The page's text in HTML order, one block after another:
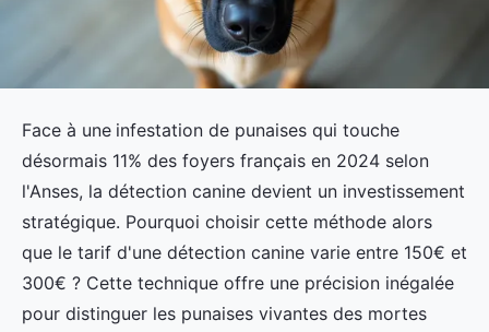
Face à une infestation de punaises qui touche
désormais 11% des foyers français en 2024 selon
l'Anses, la détection canine devient un investissement
stratégique. Pourquoi choisir cette méthode alors
que le tarif d'une détection canine varie entre 150€ et
300€ ? Cette technique offre une précision inégalée
pour distinguer les punaises vivantes des mortes